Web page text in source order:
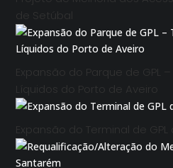
de Setúbal
Expansão do Parque de GPL
Líquidos do Porto de Aveiro
Expansão do Terminal de GPL